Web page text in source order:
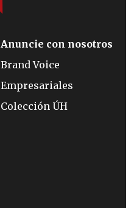
Anuncie con nosotros
Brand Voice
Empresariales
Colección ÚH